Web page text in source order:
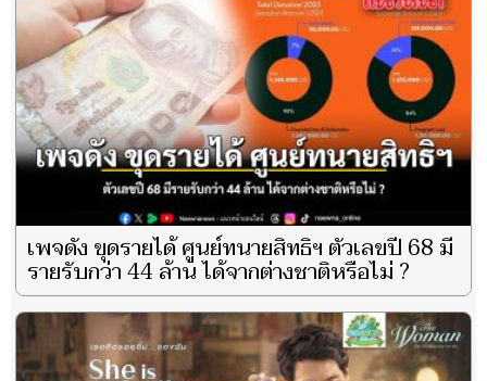
เพจดัง ขุดรายได้ ศูนย์ทนายสิทธิฯ ตัวเลขปี 68 มี
รายรับกว่า 44 ล้าน ได้จากต่างชาติหรือไม่ ?